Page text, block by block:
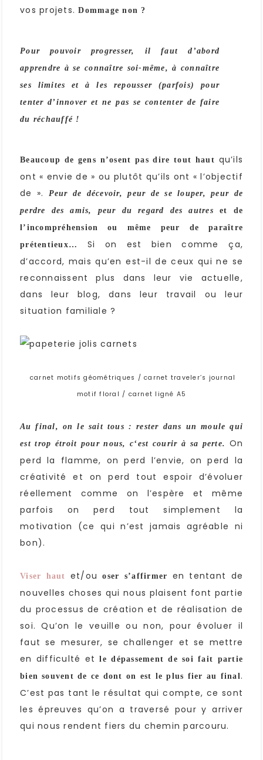
vos projets.Dommage non ?
Pour pouvoir progresser, il faut d’abord
apprendre à se connaître soi-même, à connaître
ses limites et à les repousser (parfois) pour
tenter d’innover et ne pas se contenter de faire
du réchauffé !
Beaucoup de gens n’osent pas dire tout haut qu’ils
ont « envie de » ou plutôt qu’ils ont « l’objectif
de ».
Peur de décevoir, peur de se louper, peur de
perdre des amis, peur du regard des autres et de
l’incompréhension ou même peur de paraître
prétentieux…
Si on est bien comme ça,
d’accord, mais qu’en est-il de ceux qui ne se
reconnaissent plus dans leur vie actuelle,
dans leur blog, dans leur travail ou leur
situation familiale ?
carnet motifs géométriques / carnet traveler’s journal
motif floral / carnet ligné A5
Au final, on le sait tous : rester dans un moule qui
est trop étroit pour nous, c‘est courir à sa perte. On
perd la flamme, on perd l’envie, on perd la
créativité et on perd tout espoir d’évoluer
réellement comme on l’espère et même
parfois on perd tout simplement la
motivation (ce qui n’est jamais agréable ni
bon).
Viser haut et/ouoser s’affirmer
en tentant de
nouvelles choses qui nous plaisent font partie
du processus de création et de réalisation de
soi. Qu’on le veuille ou non, pour évoluer il
faut se mesurer, se challenger et se mettre
en difficulté etle dépassement de soi fait partie
bien souvent de ce dont on est le plus fier au final.
C’est pas tant le résultat qui compte, ce sont
les épreuves qu’on a traversé pour y arriver
qui nous rendent fiers du chemin parcouru.